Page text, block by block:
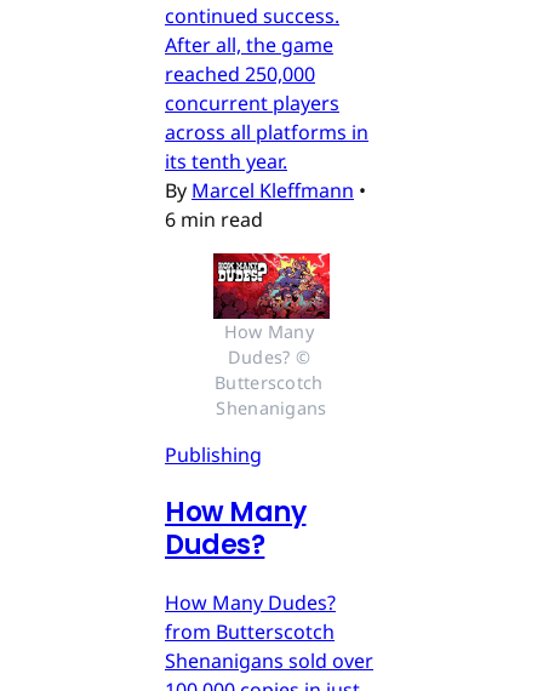
continued success.
After all, the game
reached 250,000
concurrent players
across all platforms in
its tenth year.
By Marcel Kleffmann •
6 min read
How Many
Dudes? ©
Butterscotch
Shenanigans
Publishing
How Many
Dudes?
How Many Dudes?
from Butterscotch
Shenanigans sold over